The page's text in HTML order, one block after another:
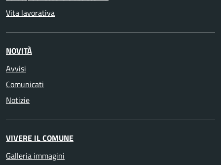
Vita lavorativa
NOVITÀ
Avvisi
Comunicati
Notizie
VIVERE IL COMUNE
Galleria immagini